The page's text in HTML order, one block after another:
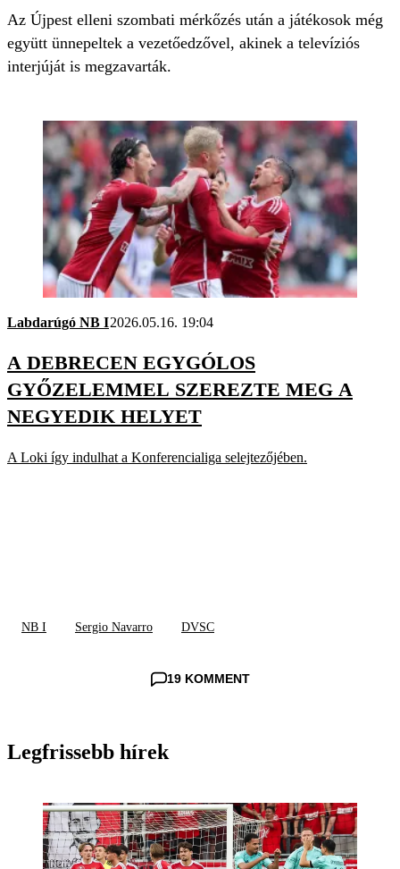
Az Újpest elleni szombati mérkőzés után a játékosok még
együtt ünnepeltek a vezetőedzővel, akinek a televíziós
interjúját is megzavarták.
Labdarúgó NB I2026.05.16. 19:04
A DEBRECEN EGYGÓLOS
GYŐZELEMMEL SZEREZTE MEG A
NEGYEDIK HELYET
A Loki így indulhat a Konferencialiga selejtezőjében.
NB I Sergio Navarro DVSC
19 KOMMENT
Legfrissebb hírek